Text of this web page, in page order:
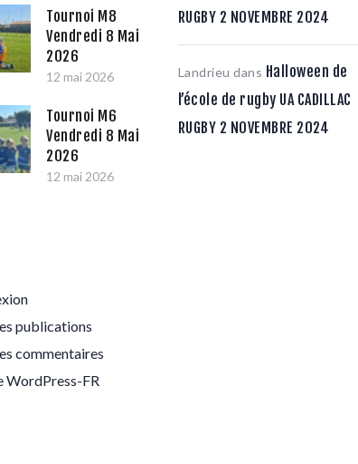
Tournoi M8
Vendredi 8 Mai
2026
12 mai 2026
Tournoi M6
Vendredi 8 Mai
2026
12 mai 2026
RUGBY 2 NOVEMBRE 2024
Landrieu dans Halloween de
l’école de rugby UA CADILLAC
RUGBY 2 NOVEMBRE 2024
publications
commentaires
WordPress-FR